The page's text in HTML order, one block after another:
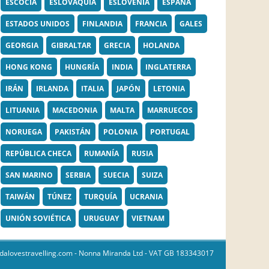
ESCOCIA ESLOVAQUIA ESLOVENIA ESPAÑA
ESTADOS UNIDOS FINLANDIA FRANCIA GALES
GEORGIA GIBRALTAR GRECIA HOLANDA
HONG KONG HUNGRÍA INDIA INGLATERRA
IRÁN IRLANDA ITALIA JAPÓN LETONIA
LITUANIA MACEDONIA MALTA MARRUECOS
NORUEGA PAKISTÁN POLONIA PORTUGAL
REPÚBLICA CHECA RUMANÍA RUSIA
SAN MARINO SERBIA SUECIA SUIZA
TAIWÁN TÚNEZ TURQUÍA UCRANIA
UNIÓN SOVIÉTICA URUGUAY VIETNAM
- Nonna Miranda Ltd - VAT GB 183343017